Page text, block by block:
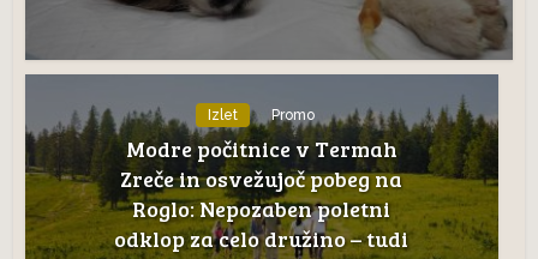
Izlet Promo
Modre počitnice v Termah
Zreče in osvežujoč pobeg na
Roglo: Nepozaben poletni
odklop za celo družino – tudi